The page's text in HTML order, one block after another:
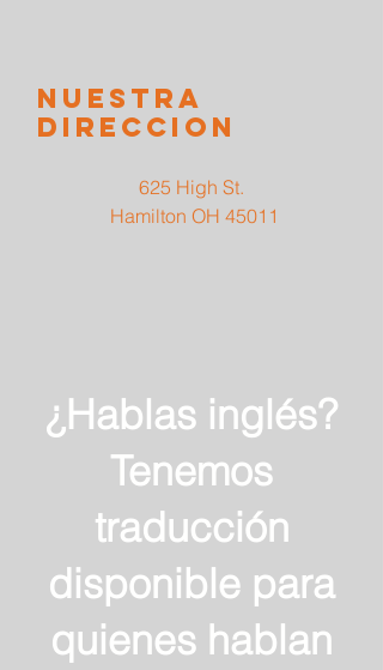
nuestra
direccion
625 High St.
Hamilton OH 45011
¿Hablas inglés?
Tenemos
traducción
disponible para
quienes hablan